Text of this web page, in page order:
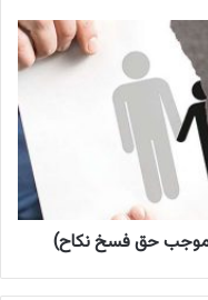
حق فسخ نکاح)